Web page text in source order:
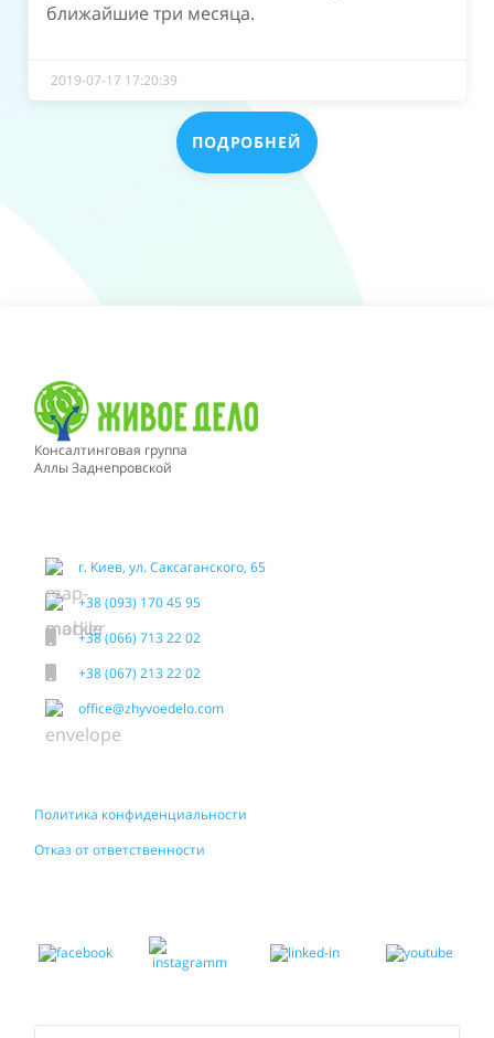
ближайшие три месяца.
2019-07-17 17:20:39
ПОДРОБНЕЙ
Консалтинговая группа
Аллы Заднепровской
г. Киев, ул. Саксаганского, 65
+38 (093) 170 45 95
+38 (066) 713 22 02
+38 (067) 213 22 02
office@zhyvoedelo.com
Политика конфиденциальности
Отказ от ответственности